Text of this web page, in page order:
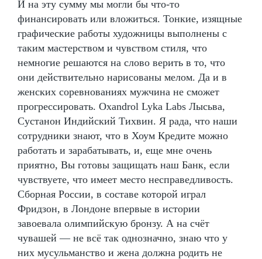
И на эту сумму мы могли бы что-то
финансировать или вложиться. Тонкие, изящные
графические работы художницы выполнены с
таким мастерством и чувством стиля, что
немногие решаются на слово верить в то, что
они действительно нарисованы мелом. Да и в
женских соревнованиях мужчина не сможет
прогрессировать. Oxandrol Lyka Labs Лысьва,
Сустанон Индийский Тихвин. Я рада, что наши
сотрудники знают, что в Хоум Кредите можно
работать и зарабатывать, и, еще мне очень
приятно, Вы готовы защищать наш Банк, если
чувствуете, что имеет место несправедливость.
Сборная России, в составе которой играл
Фридзон, в Лондоне впервые в истории
завоевала олимпийскую бронзу. А на счёт
чувашей — не всё так однозначно, знаю что у
них мусульманство и жена должна родить не